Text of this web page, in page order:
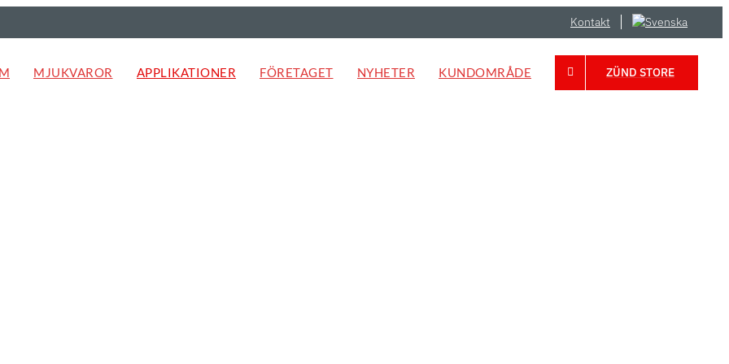
Kontakt
MJUKVAROR APPLIKATIONER FÖRETAGET NYHETER KUNDOMRÅDE ZÜND STORE